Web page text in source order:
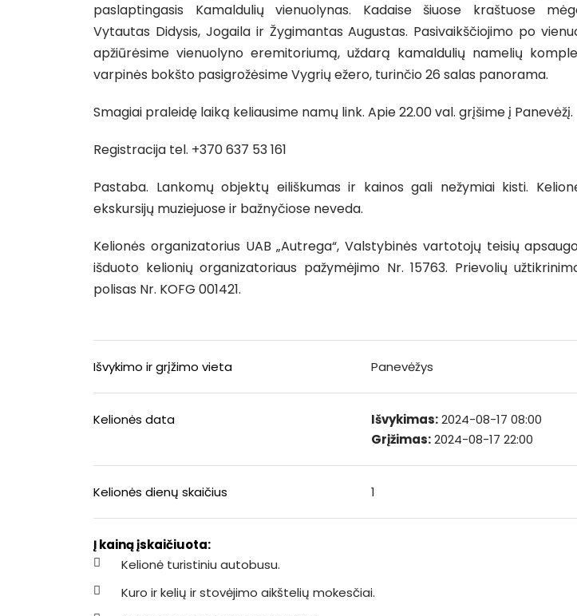
paslaptingasis Kamaldulių vienuolynas. Kadaise šiuose kraštuose
Vytautas Didysis, Jogaila ir Žygimantas Augustas. Pasivaikščiojimo po
apžiūrėsime vienuolyno eremitoriumą, uždarą kamaldulių namelių
varpinės bokšto pasigrožėsime Vygrių ežero, turinčio 26 salas panorama.
Smagiai praleidę laiką keliausime namų link. Apie 22.00 val. grįšime į Panevėžį.
Registracija tel. +370 637 53 161
Pastaba. Lankomų objektų eiliškumas ir kainos gali nežymiai kisti.
ekskursijų muziejuose ir bažnyčiose neveda.
Kelionės organizatorius UAB „Autrega“, Valstybinės vartotojų teisių
išduoto kelionių organizatoriaus pažymėjimo Nr. 15763. Prievolių
polisas Nr. KOFG 001421.
Išvykimo ir grįžimo vieta Panevėžys
Kelionės data Išvykimas:2024-08-17 08:00
Grįžimas:2024-08-17 22:00
Kelionės dienų skaičius 1
Į kainą įskaičiuota:
Kelionė turistiniu autobusu.
Kuro ir kelių ir stovėjimo aikštelių mokesčiai.